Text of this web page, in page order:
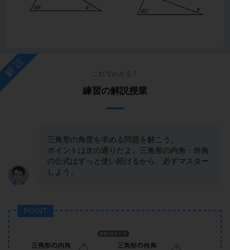
解説 これでわかる！
練習の解説授業
三角形の角度を求める問題を解こう。
ポイントは次の通りだよ。三角形の内角・外角
の公式はずっと使い続けるから、必ずマスター
しよう。
POINT